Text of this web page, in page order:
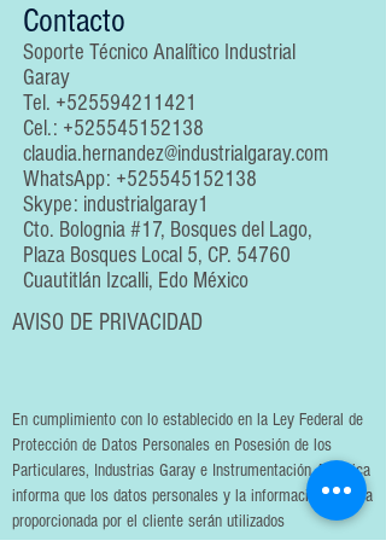
Contacto
Soporte Técnico Analítico Industrial
Garay
Tel. +525594211421
Cel.: +525545152138
claudia.hernandez@industrialgaray.com
WhatsApp: +525545152138
Skype: industrialgaray1
Cto. Bolognia #17, Bosques del Lago,
Plaza Bosques Local 5, CP. 54760
Cuautitlán Izcalli, Edo México
AVISO DE PRIVACIDAD
En cumplimiento con lo establecido en la Ley Federal de
Protección de Datos Personales en Posesión de los
Particulares, Industrias Garay e Instrumentación Analítica
informa que los datos personales y la información técnica
proporcionada por el cliente serán utilizados
exclusivamente para la prestación de servicios de